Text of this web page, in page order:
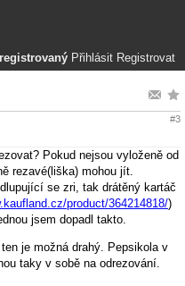
Přihlásit Registrovat
#3
Pokud nejsou vyloženě od
rezavé(liška) mohou jít.
se zri, tak drátěný kartáč
product/364214818/)
jsem dopadl takto.
je možná drahý. Pepsikola v
taky v sobě na odrezování.